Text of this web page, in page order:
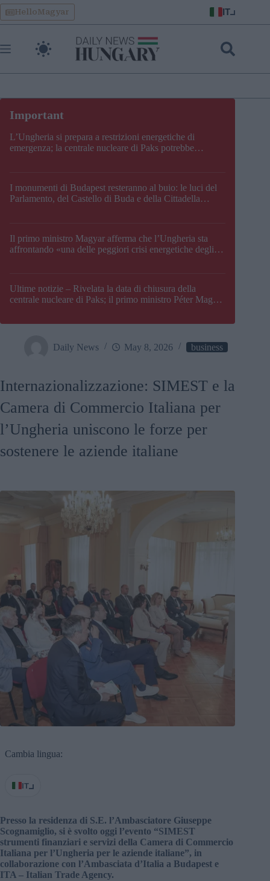
Skip
to
content
HelloMagyar IT
L’Ungheria si prepara a restrizioni energetiche di
emergenza; la centrale nucleare di Paks potrebbe
I monumenti di Budapest resteranno al buio: le luci del
Parlamento, del Castello di Buda e della Cittadella
Il primo ministro Magyar afferma che l’Ungheria sta
affrontando «una delle peggiori crisi energetiche degli
Ultime notizie – Rivelata la data di chiusura della
centrale nucleare di Paks; il primo ministro Péter Magyar
Daily News May 8, 2026 business
Internazionalizzazione: SIMEST e la
Camera di Commercio Italiana per
l’Ungheria uniscono le forze per
sostenere le aziende italiane
Cambia lingua:
IT
Presso la residenza di S.E. l’Ambasciatore Giuseppe
Scognamiglio, si è svolto oggi l’evento “SIMEST
strumenti finanziari e servizi della Camera di Commercio
Italiana per l’Ungheria per le aziende italiane”, in
collaborazione con l’Ambasciata d’Italia a Budapest e
ITA – Italian Trade Agency.